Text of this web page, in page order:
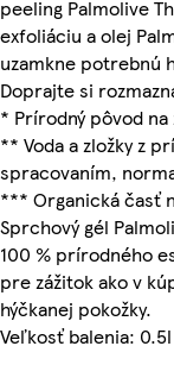
peeling Palmolive
exfoliáciu a olej
uzamkne potrebnú
Doprajte si
* Prírodný pôvod na
** Voda a zložky z
spracovaním,
*** Organická časť
Sprchový gél
100 % prírodného
pre zážitok ako v
hýčkanej pokožky.
Veľkosť balenia: 0.5l